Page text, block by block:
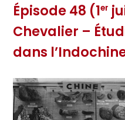
Épisode 48 (1er
Chevalier –
dans